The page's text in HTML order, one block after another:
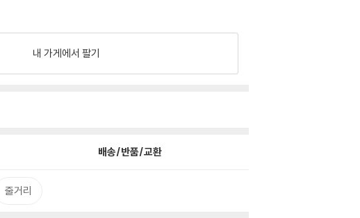
내 가게에서 팔기
배송/반품/교환
줄거리